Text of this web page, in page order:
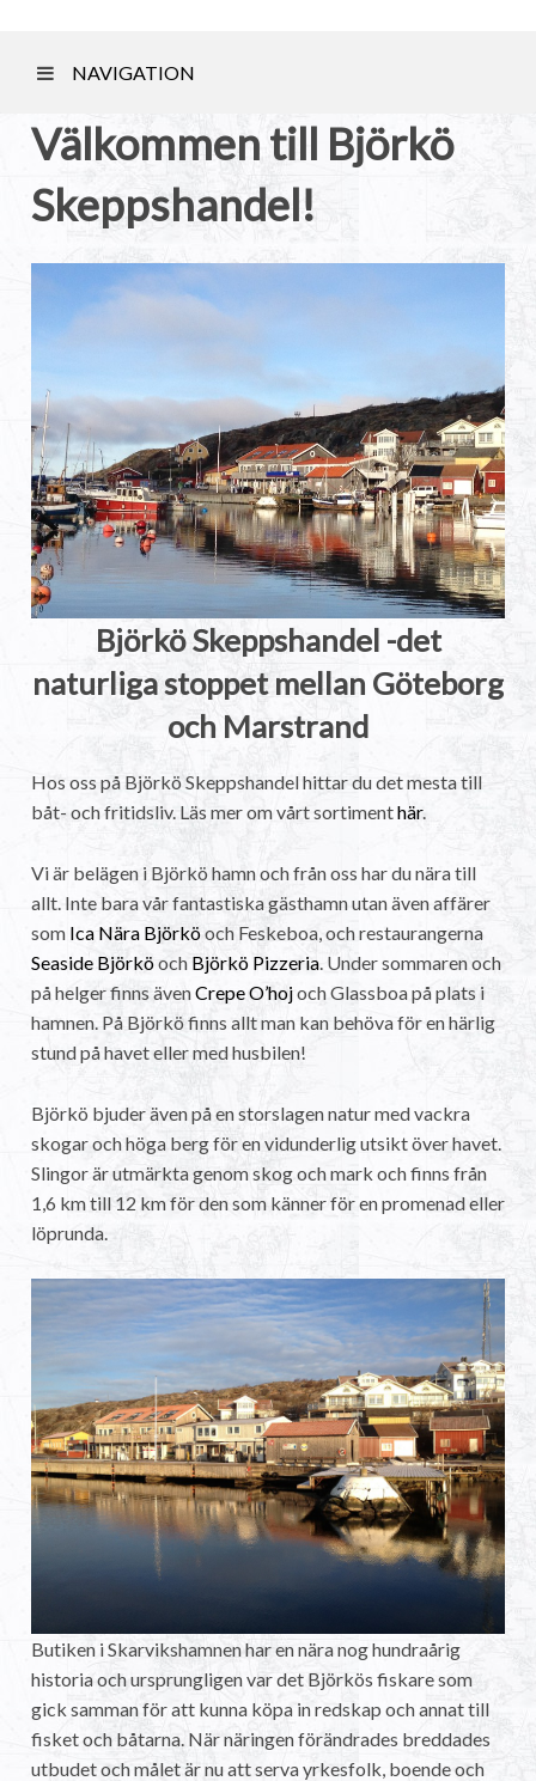
NAVIGATION
Välkommen till Björkö
Skeppshandel!
Björkö Skeppshandel -det
naturliga stoppet mellan Göteborg
och Marstrand
Hos oss på Björkö Skeppshandel hittar du det mesta till
båt- och fritidsliv. Läs mer om vårt sortimenthär.
Vi är belägen i Björkö hamn och från oss har du nära till
allt. Inte bara vår fantastiska gästhamn utan även affärer
som Ica Nära Björköoch Feskeboa, och restaurangerna
Seaside Björköoch Björkö Pizzeria. Under sommaren och
på helger finns ävenCrepe O’hojoch Glassboa på plats i
hamnen. På Björkö finns allt man kan behöva för en härlig
stund på havet eller med husbilen!
Björkö bjuder även på en storslagen natur med vackra
skogar och höga berg för en vidunderlig utsikt över havet.
Slingor är utmärkta genom skog och mark och finns från
1,6 km till 12 km för den som känner för en promenad eller
löprunda.
Butiken i Skarvikshamnen har en nära nog hundraårig
historia och ursprungligen var det Björkös fiskare som
gick samman för att kunna köpa in redskap och annat till
fisket och båtarna. När näringen förändrades breddades
utbudet och målet är nu att serva yrkesfolk, boende och